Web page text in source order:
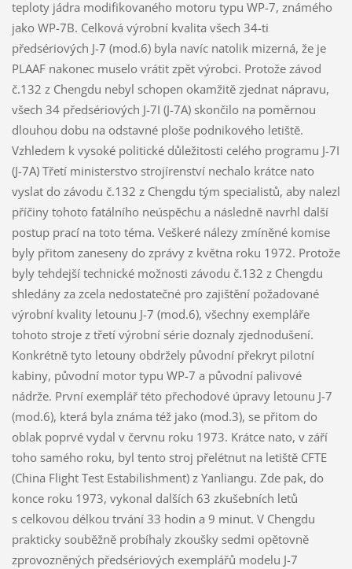
teploty jádra modifikovaného motoru typu WP-7, známého
jako WP-7B. Celková výrobní kvalita všech 34-ti
předsériových J-7 (mod.6) byla navíc natolik mizerná, že je
PLAAF nakonec muselo vrátit zpět výrobci. Protože závod
č.132 z Chengdu nebyl schopen okamžitě zjednat nápravu,
všech 34 předsériových J-7I (J-7A) skončilo na poměrnou
dlouhou dobu na odstavné ploše podnikového letiště.
Vzhledem k vysoké politické důležitosti celého programu J-7I
(J-7A) Třetí ministerstvo strojírenství nechalo krátce nato
vyslat do závodu č.132 z Chengdu tým specialistů, aby nalezl
příčiny tohoto fatálního neúspěchu a následně navrhl další
postup prací na toto téma. Veškeré nálezy zmíněné komise
byly přitom zaneseny do zprávy z května roku 1972. Protože
byly tehdejší technické možnosti závodu č.132 z Chengdu
shledány za zcela nedostatečné pro zajištění požadované
výrobní kvality letounu J-7 (mod.6), všechny exempláře
tohoto stroje z třetí výrobní série doznaly zjednodušení.
Konkrétně tyto letouny obdržely původní překryt pilotní
kabiny, původní motor typu WP-7 a původní palivové
nádrže. První exemplář této přechodové úpravy letounu J-7
(mod.6), která byla známa též jako (mod.3), se přitom do
oblak poprvé vydal v červnu roku 1973. Krátce nato, v září
toho samého roku, byl tento stroj přelétnut na letiště CFTE
(China Flight Test Estabilishment) z Yanliangu. Zde pak, do
konce roku 1973, vykonal dalších 63 zkušebních letů
s celkovou délkou trvání 33 hodin a 9 minut. V Chengdu
prakticky souběžně probíhaly zkoušky sedmi opětovně
zprovozněných předsériových exemplářů modelu J-7